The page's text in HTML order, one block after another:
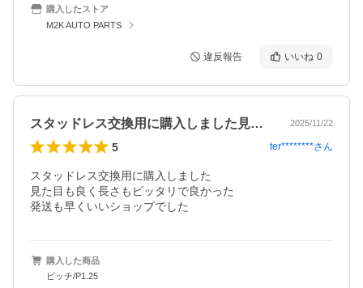
購入したストア
M2K AUTO PARTS
違反報告 いいね 0
スタッドレス交換用に購入しました見た目… 2025/11/22
5 ter********さん
スタッドレス交換用に購入しました
見た目も良く長さもピッタリで良かった
発送も早くいいショップでした
購入した商品
ピッチ/P1.25